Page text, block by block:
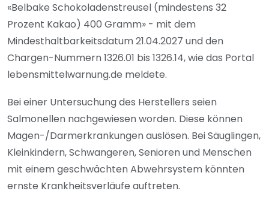
«Belbake Schokoladenstreusel (mindestens 32
Prozent Kakao) 400 Gramm» - mit dem
Mindesthaltbarkeitsdatum 21.04.2027 und den
Chargen-Nummern 1326.01 bis 1326.14, wie das Portal
lebensmittelwarnung.de meldete.
Bei einer Untersuchung des Herstellers seien
Salmonellen nachgewiesen worden. Diese können
Magen-/Darmerkrankungen auslösen. Bei Säuglingen,
Kleinkindern, Schwangeren, Senioren und Menschen
mit einem geschwächten Abwehrsystem könnten
ernste Krankheitsverläufe auftreten.